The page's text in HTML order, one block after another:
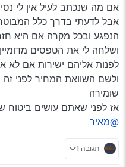
אם מה שנכתב לעיל אין לי
אבל לדעתי בדרך כלל
הנפגע ובכל מקרה אם היא
ושלחה לי את הטפסים
לפנות אליהם ישירות אם לא
שומירה
אז לפני שאתם עושים ביטוח
@מאיר
תגובה 1